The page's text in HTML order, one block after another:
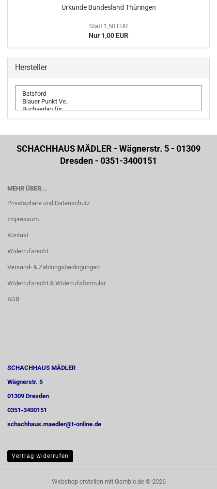
Urkunde Bundesland Thüringen
Statt 1,50 EUR
Nur 1,00 EUR
Hersteller
SCHACHHAUS MÄDLER - Wägnerstr. 5 - 01309
Dresden - 0351-3400151
MEHR ÜBER...
Privatsphäre und Datenschutz
Impressum
Kontakt
Widerrufsrecht
Versand- & Zahlungsbedingungen
Widerrufsrecht & Widerrufsformular
AGB
SCHACHHAUS MÄDLER
Wägnerstr. 5
01309 Dresden
0351-3400151
schachhaus.maedler@t-online.de
Vertrag widerrufen
Webshop erstellenmit Gambio.de © 2026